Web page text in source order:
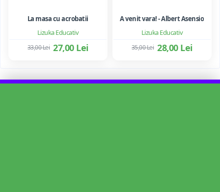
Lizuka Educativ
La masa cu acrobatii
27,00 Lei
33,00 Lei
Lizuka Educativ
A venit vara! - Albert Asensio
28,00 Lei
35,00 Lei